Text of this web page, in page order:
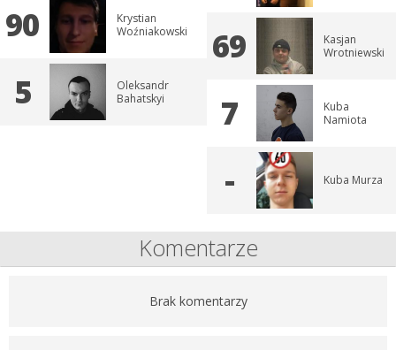
90
Krystian
Woźniakowski
5
Oleksandr
Bahatskyi
69
Kasjan
Wrotniewski
7
Kuba
Namiota
- Kuba Murza
Komentarze
Brak komentarzy